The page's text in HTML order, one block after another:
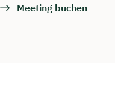
Meeting buchen